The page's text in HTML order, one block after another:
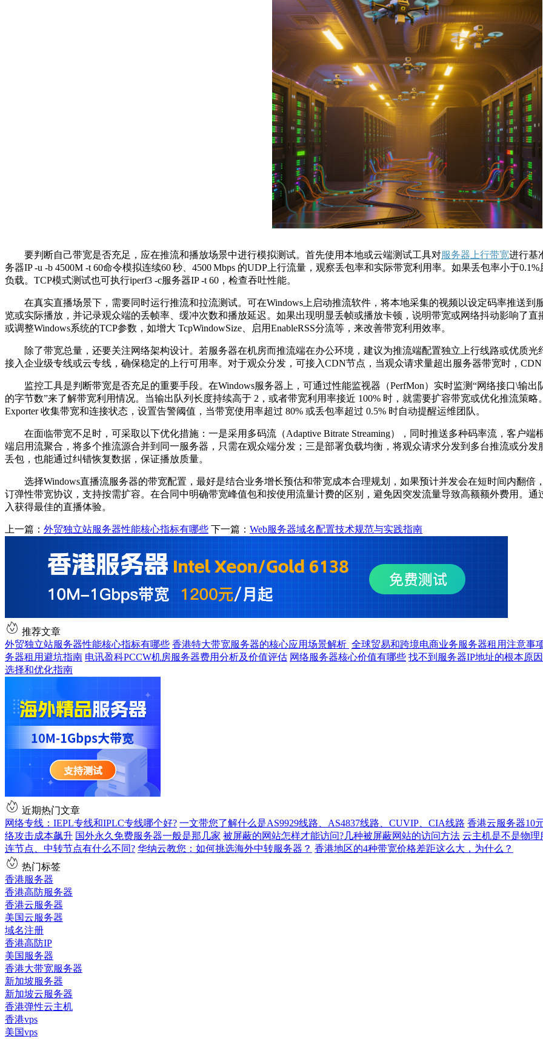
要判断自己带宽是否充足，应在推流和播放场景中进行模拟测试。首先使用本地或云端测试工具对服务器上行带宽进行基
务器IP -u -b 4500M -t 60命令模拟连续60秒、 4500Mbps 的UDP 上行流量，观察丢包率和实际带宽利用率。如果丢包率小于0.1%
负载。 TCP模式测试也可执行iperf3 -c服务器IP -t 60 ，检查吞吐性能。
在真实直播场景下，需要同时运行推流和拉流测试。可在Windows 上启动推流软件，将本地采集的视频以设定码率推送
览或实际播放，并记录观众端的丢帧率、缓冲次数和播放延迟。如果出现明显丢帧或播放卡顿，说明带宽或网络抖动影响了
或调整Windows系统的TCP参数，如增大 TcpWindowSize 、启用EnableRSS分流等，来改善带宽利用效率。
除了带宽总量，还要关注网络架构设计。若服务器在机房而推流端在办公环境，建议为推流端配置独立上行线路或优质
接入企业级专线或云专线，确保稳定的上行可用率。对于观众分发，可接入CDN节点，当观众请求量超出服务器带宽时，
监控工具是判断带宽是否充足的重要手段。在Windows服务器上，可通过性能监视器（PerfMon）实时监测“网络接口\输出
的字节数”来了解带宽利用情况。当输出队列长度持续高于 2 ，或者带宽利用率接近 100% 时，就需要扩容带宽或优化推流策
Exporter收集带宽和连接状态，设置告警阈值，当带宽使用率超过 80% 或丢包率超过 0.5% 时自动提醒运维团队。
在面临带宽不足时，可采取以下优化措施：一是采用多码流（Adaptive Bitrate Streaming），同时推送多种码率流，客户端
端启用流聚合，将多个推流源合并到同一服务器，只需在观众端分发；三是部署负载均衡，将观众请求分发到多台推流或分发
丢包，也能通过纠错恢复数据，保证播放质量。
选择Windows直播流服务器的带宽配置，最好是结合业务增长预估和带宽成本合理规划，如果预计并发会在短时间内翻倍
订弹性带宽协议，支持按需扩容。在合同中明确带宽峰值包和按使用流量计费的区别，避免因突发流量导致高额额外费用。
入获得最佳的直播体验。
上一篇： 外贸独立站服务器性能核心指标有哪些 下一篇： Web服务器域名配置技术规范与实践指南
推荐文章
外贸独立站服务器性能核心指标有哪些 香港特大带宽服务器的核心应用场景解析 全球贸易和跨境电商业务服务器租用注意事
务器租用避坑指南 电讯盈科PCCW机房服务器费用分析及价值评估 网络服务器核心价值有哪些 找不到服务器IP地址的根本原
选择和优化指南
近期热门文章
网络专线：IEPL专线和IPLC专线哪个好? 一文带您了解什么是AS9929线路、AS4837线路、CUVIP、CIA线路 香港云服务器10
络攻击成本飙升 国外永久免费服务器一般是那几家 被屏蔽的网站怎样才能访问?几种被屏蔽网站的访问方法 云主机是不是物
连节点、中转节点有什么不同? 华纳云教您：如何挑选海外中转服务器？ 香港地区的4种带宽价格差距这么大，为什么？
热门标签
香港服务器
香港高防服务器
香港云服务器
美国云服务器
域名注册
香港高防IP
美国服务器
香港大带宽服务器
新加坡服务器
新加坡云服务器
香港弹性云主机
香港vps
美国vps